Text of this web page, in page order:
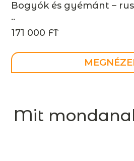
Bogyók és gyémánt –
..
171 000 FT
Mit